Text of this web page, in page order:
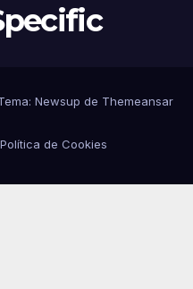
Newsup de Themeansar
Política de Cookies